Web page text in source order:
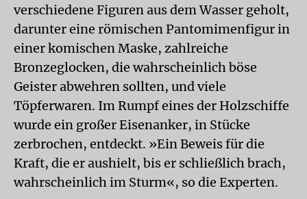
verschiedene Figuren aus dem Wasser geholt,
darunter eine römischen Pantomimenfigur in
einer komischen Maske, zahlreiche
Bronzeglocken, die wahrscheinlich böse
Geister abwehren sollten, und viele
Töpferwaren. Im Rumpf eines der Holzschiffe
wurde ein großer Eisenanker, in Stücke
zerbrochen, entdeckt. »Ein Beweis für die
Kraft, die er aushielt, bis er schließlich brach,
wahrscheinlich im Sturm«, so die Experten.